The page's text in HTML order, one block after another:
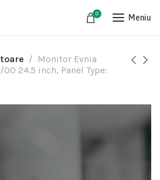
0 Meniu
Monitor Evnia
24.5 inch, Panel Type: